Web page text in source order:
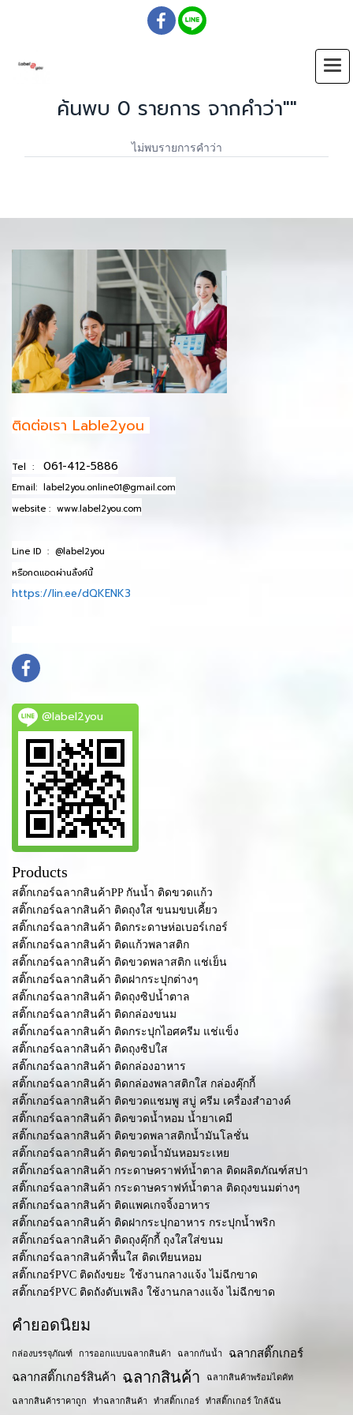
ค้นพบ 0 รายการ จากคำว่า""
ไม่พบรายการคำว่า
ติดต่อเรา Lable2you
Tel : 061-412-5886
Email: label2you.online01@gmail.com
website : www.label2you.com
Line ID : @label2you
หรือกดแอดผ่านลิ้งค์นี้
https://lin.ee/dQKENK3
@label2you
Products
สติ๊กเกอร์ฉลากสินค้าPP กันน้ำ ติดขวดแก้ว
สติ๊กเกอร์ฉลากสินค้า ติดถุงใส ขนมขบเคี้ยว
สติ๊กเกอร์ฉลากสินค้า ติดกระดาษห่อเบอร์เกอร์
สติ๊กเกอร์ฉลากสินค้า ติดแก้วพลาสติก
สติ๊กเกอร์ฉลากสินค้า ติดขวดพลาสติก แช่เย็น
สติ๊กเกอร์ฉลากสินค้า ติดฝากระปุกต่างๆ
สติ๊กเกอร์ฉลากสินค้า ติดถุงซิปน้ำตาล
สติ๊กเกอร์ฉลากสินค้า ติดกล่องขนม
สติ๊กเกอร์ฉลากสินค้า ติดกระปุกไอศครีม แช่แข็ง
สติ๊กเกอร์ฉลากสินค้า ติดถุงซิปใส
สติ๊กเกอร์ฉลากสินค้า ติดกล่องอาหาร
สติ๊กเกอร์ฉลากสินค้า ติดกล่องพลาสติกใส กล่องคุ๊กกี้
สติ๊กเกอร์ฉลากสินค้า ติดขวดแชมพู สบู่ ครีม เครื่องสำอางค์
สติ๊กเกอร์ฉลากสินค้า ติดขวดน้ำหอม น้ำยาเคมี
สติ๊กเกอร์ฉลากสินค้า ติดขวดพลาสติกน้ำมันโลชั่น
สติ๊กเกอร์ฉลากสินค้า ติดขวดน้ำมันหอมระเหย
สติ๊กเกอร์ฉลากสินค้า กระดาษคราฟท์น้ำตาล ติดผลิตภัณฑ์สปา
สติ๊กเกอร์ฉลากสินค้า กระดาษคราฟท์น้ำตาล ติดถุงขนมต่างๆ
สติ๊กเกอร์ฉลากสินค้า ติดแพคเกจจิ้งอาหาร
สติ๊กเกอร์ฉลากสินค้า ติดฝากระปุกอาหาร กระปุกน้ำพริก
สติ๊กเกอร์ฉลากสินค้า ติดถุงคุ๊กกี้ ถุงใสใส่ขนม
สติ๊กเกอร์ฉลากสินค้าพื้นใส ติดเทียนหอม
สติ๊กเกอร์PVC ติดถังขยะ ใช้งานกลางแจ้ง ไม่ฉีกขาด
สติ๊กเกอร์PVC ติดถังดับเพลิง ใช้งานกลางแจ้ง ไม่ฉีกขาด
คำยอดนิยม
กล่องบรรจุภัณฑ์ การออกแบบฉลากสินค้า ฉลากกันน้ำ
ฉลากสติ๊กเกอร์
ฉลากสติ๊กเกอร์สินค้า
ฉลากสินค้า ฉลากสินค้าพร้อมไดคัท
ฉลากสินค้าราคาถูก ทำฉลากสินค้า ทำสติ๊กเกอร์ ทำสติ๊กเกอร์ ใกล้ฉัน